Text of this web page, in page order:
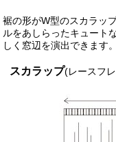
裾の形がW型のスカラッ
ルをあしらったキュート
しく窓辺を演出できます。
スカラップ(レースフ